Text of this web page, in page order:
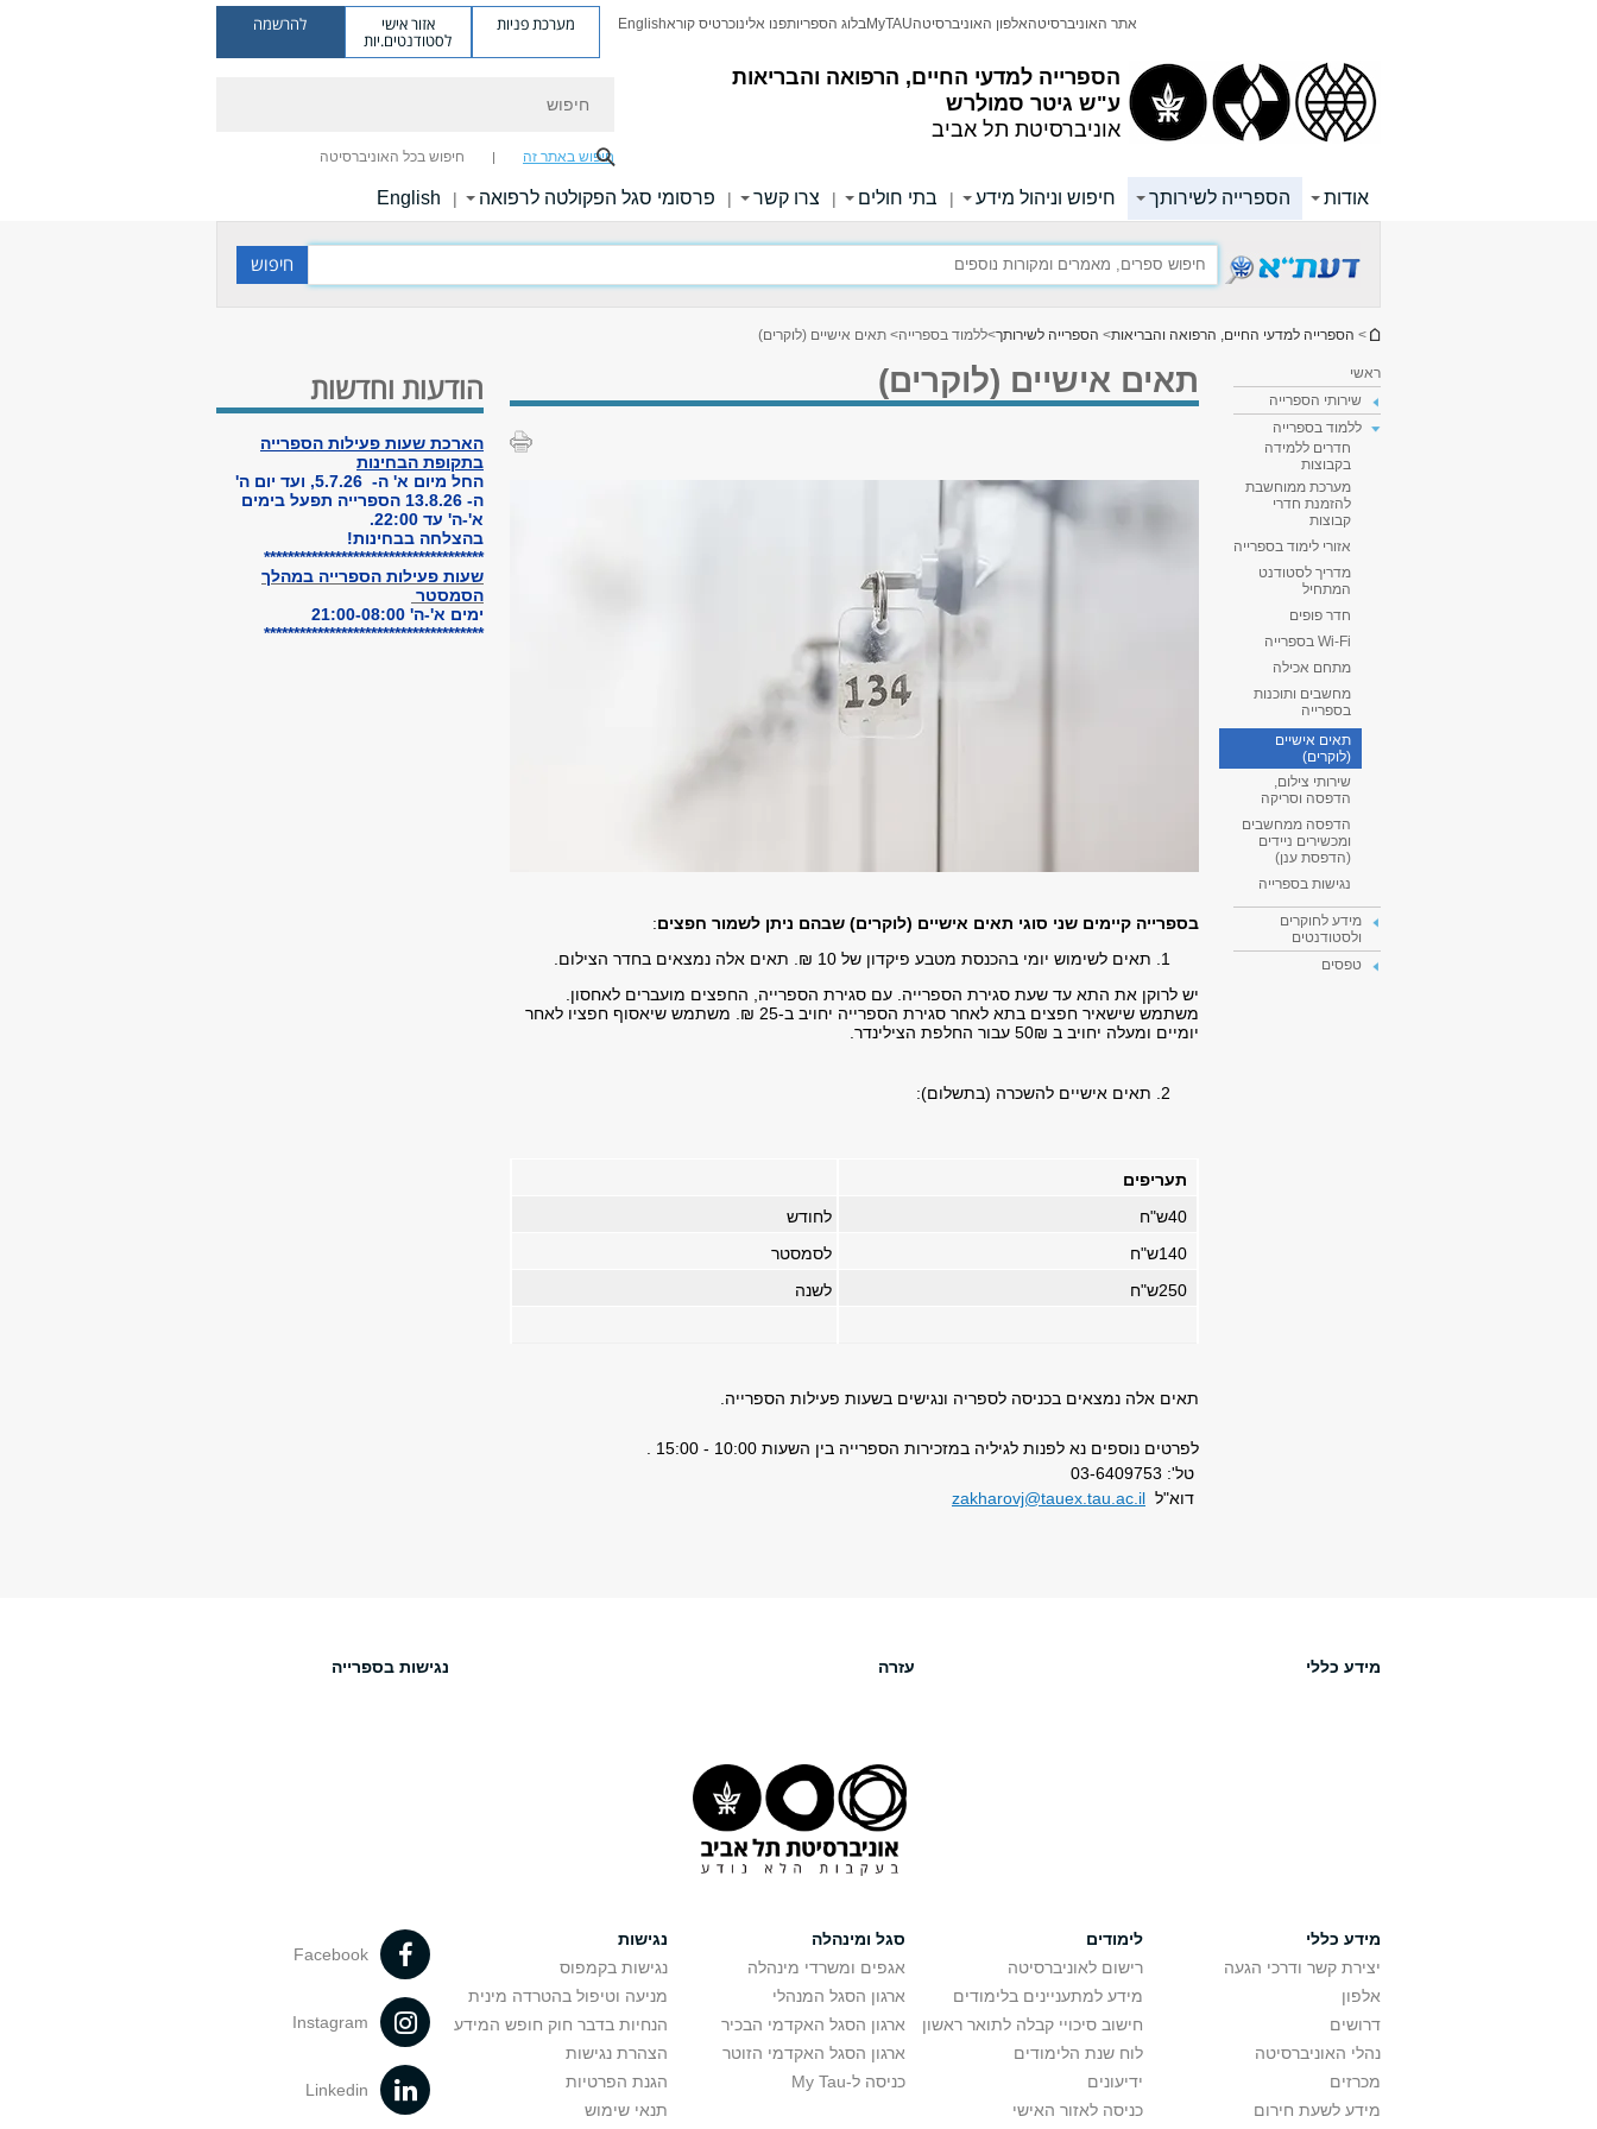
הספרייה למדעי החיים, הרפואה והבריאות
ע"ש גיטר סמולרש
אוניברסיטת תל אביב
אתר האוניברסיטהאלפון האוניברסיטהMyTAUבלוג הספריותפנו אלינוכרטיס קוראEnglish מערכת פניות אזור אישי
לסטודנטים.יות
להרשמה
חיפוש באתר זה חיפוש בכל האוניברסיטה
אודות הספרייה לשירותך חיפוש וניהול מידע | בתי חולים | צרו קשר | פרסומי סגל הפקולטה לרפואה |
English
הינך נמצא כאן
> הספרייה למדעי החיים, הרפואה והבריאות> הספרייה לשירותך>ללמוד בספרייה> תאים אישיים (לוקרים)
ראשי
שירותי הספרייה
ללמוד בספרייה
חדרים ללמידה
בקבוצות
מערכת ממוחשבת
להזמנת חדרי
קבוצות
אזורי לימוד בספרייה
מדריך לסטודנט
המתחיל
חדר פופים
Wi-Fi בספרייה
מתחם אכילה
מחשבים ותוכנות
בספרייה
תאים אישיים
(לוקרים)
שירותי צילום,
הדפסה וסריקה
הדפסה ממחשבים
ומכשירים ניידים
(הדפסת ענן)
נגישות בספרייה
מידע לחוקרים
ולסטודנטים
טפסים
תאים אישיים (לוקרים)
בספרייה קיימים שני סוגי תאים אישיים (לוקרים) שבהם ניתן לשמור חפצים:
תאים לשימוש יומי בהכנסת מטבע פיקדון של 10 ₪. תאים אלה נמצאים בחדר הצילום.
יש לרוקן את התא עד שעת סגירת הספרייה. עם סגירת הספרייה, החפצים מועברים לאחסון.
משתמש שישאיר חפצים בתא לאחר סגירת הספרייה יחויב ב-25 ₪
משתמש שיאסוף חפציו לאחר
יומיים ומעלה יחויב ב 50₪ עבור החלפת הצילינדר.
תאים אישיים להשכרה (בתשלום):
תעריפים
לחודש
40ש"ח
לסמסטר
140ש"ח
לשנה
250ש"ח
תאים אלה נמצאים בכניסה לספריה ונגישים בשעות פעילות הספרייה.
לפרטים נוספים נא לפנות לגיליה במזכירות הספרייה בין השעות 10:00 - 15:00
טל': 03-6409753
דוא"ל zakharovj@tauex.tau.ac.il
הודעות וחדשות
הארכת שעות פעילות הספרייה
בתקופת הבחינות
החל מיום א' ה- 5.7.26, ועד יום ה'
ה- 13.8.26 הספרייה תפעל בימים
א'-ה' עד 22:00.
בהצלחה בבחינות!
*************************************
שעות פעילות הספרייה במהלך
הסמסטר
ימים א'-ה' 21:00-08:00
*************************************
מידע כללי עזרה נגישות בספרייה
מידע כללי
יצירת קשר ודרכי הגעה
אלפון
דרושים
נהלי האוניברסיטה
מכרזים
מידע לשעת חירום
לימודים
רישום לאוניברסיטה
מידע למתעניינים בלימודים
חישוב סיכויי קבלה לתואר ראשון
לוח שנת הלימודים
ידיעונים
כניסה לאזור האישי
סגל ומינהלה
אגפים ומשרדי מינהלה
ארגון הסגל המנהלי
ארגון הסגל האקדמי הבכיר
ארגון הסגל האקדמי הזוטר
כניסה ל-My Tau
נגישות
נגישות בקמפוס
מניעה וטיפול בהטרדה מינית
הנחיות בדבר חוק חופש המידע
הצהרת נגישות
הגנת הפרטיות
תנאי שימוש
Facebook
Instagram
Linkedin